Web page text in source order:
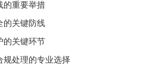
的重要举措
的关键防线
的关键环节
规处理的专业选择